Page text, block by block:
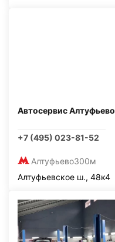
Автосервис Алтуфьево
+7 (495) 023-81-52
Алтуфьево300м
Алтуфьевское ш., 48к4